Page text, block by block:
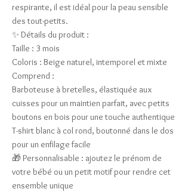
respirante, il est idéal pour la peau sensible
des tout-petits.
✨ Détails du produit :
Taille : 3 mois
Coloris : Beige naturel, intemporel et mixte
Comprend :
Barboteuse à bretelles, élastiquée aux
cuisses pour un maintien parfait, avec petits
boutons en bois pour une touche authentique
T-shirt blanc à col rond, boutonné dans le dos
pour un enfilage facile
🎁 Personnalisable : ajoutez le prénom de
votre bébé ou un petit motif pour rendre cet
ensemble unique